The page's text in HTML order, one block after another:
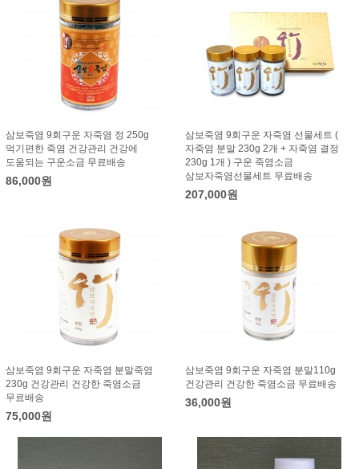
삼보죽염 9회구운 자죽염 정 250g
먹기편한 죽염 건강관리 건강에
도움되는 구운소금 무료배송
86,000원
삼보죽염 9회구운 자죽염 선물세트 (
자죽염 분말 230g 2개 + 자죽염 결정
230g 1개 ) 구운 죽염소금
삼보자죽염선물세트 무료배송
207,000원
삼보죽염 9회구운 자죽염 분말죽염
230g 건강관리 건강한 죽염소금
무료배송
75,000원
삼보죽염 9회구운 자죽염 분말110g
건강관리 건강한 죽염소금 무료배송
36,000원